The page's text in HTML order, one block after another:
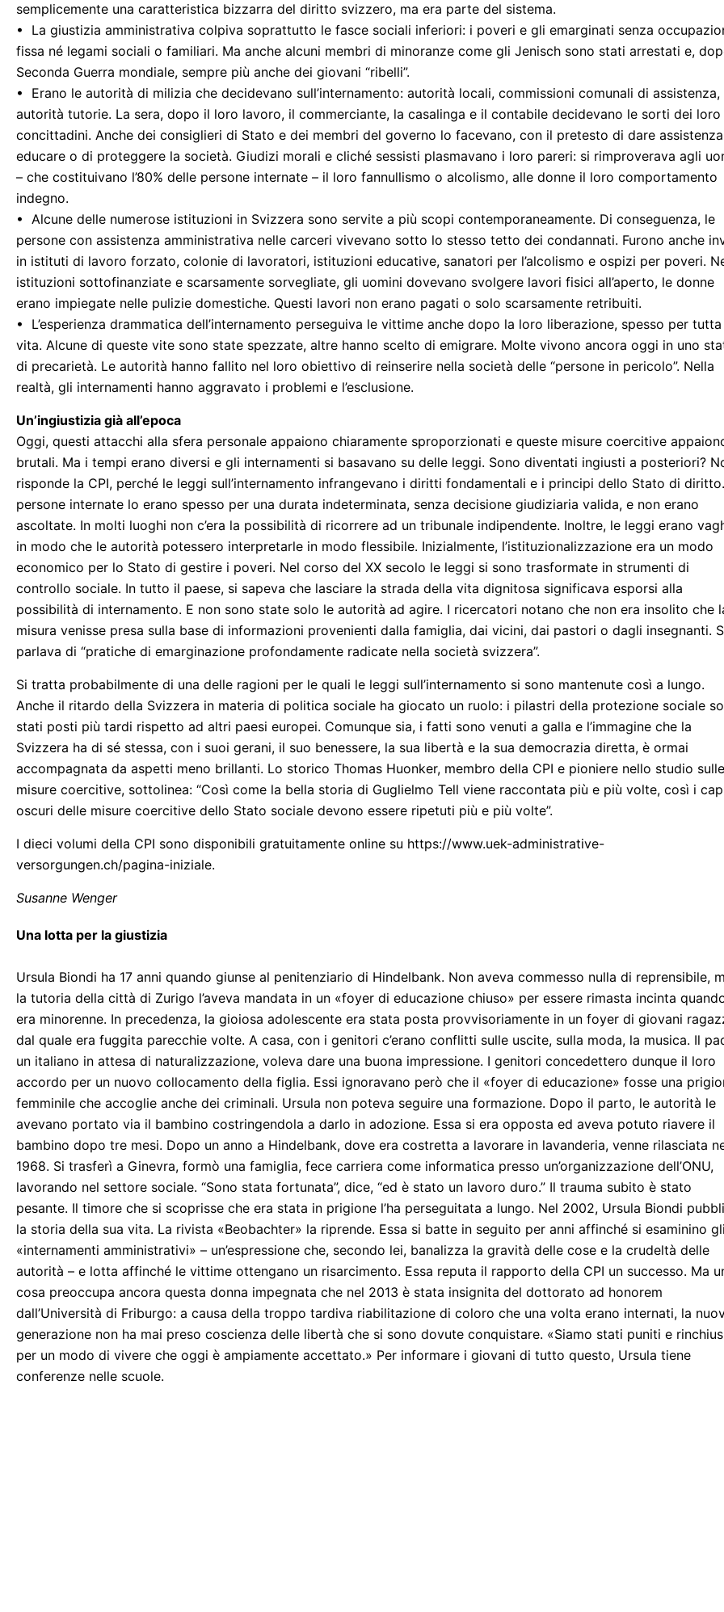
semplicemente una caratteristica bizzarra del diritto svizzero, ma era parte del sistema.
• La giustizia amministrativa colpiva soprattutto le fasce sociali inferiori: i poveri e gli emarginati senza
fissa né legami sociali o familiari. Ma anche alcuni membri di minoranze come gli Jenisch sono stati arrestati e,
Seconda Guerra mondiale, sempre più anche dei giovani “ribelli”.
• Erano le autorità di milizia che decidevano sull’internamento: autorità locali, commissioni comunali di assistenza,
autorità tutorie. La sera, dopo il loro lavoro, il commerciante, la casalinga e il contabile decidevano le sorti dei loro
concittadini. Anche dei consiglieri di Stato e dei membri del governo lo facevano, con il pretesto di dare
educare o di proteggere la società. Giudizi morali e cliché sessisti plasmavano i loro pareri: si rimproverava agli
– che costituivano l’80% delle persone internate – il loro fannullismo o alcolismo, alle donne il loro comportamento
indegno.
• Alcune delle numerose istituzioni in Svizzera sono servite a più scopi contemporaneamente. Di conseguenza, le
persone con assistenza amministrativa nelle carceri vivevano sotto lo stesso tetto dei condannati. Furono anche
in istituti di lavoro forzato, colonie di lavoratori, istituzioni educative, sanatori per l’alcolismo e ospizi per poveri.
istituzioni sottofinanziate e scarsamente sorvegliate, gli uomini dovevano svolgere lavori fisici all’aperto, le donne
erano impiegate nelle pulizie domestiche. Questi lavori non erano pagati o solo scarsamente retribuiti.
• L’esperienza drammatica dell’internamento perseguiva le vittime anche dopo la loro liberazione, spesso per tutta
vita. Alcune di queste vite sono state spezzate, altre hanno scelto di emigrare. Molte vivono ancora oggi in uno
di precarietà. Le autorità hanno fallito nel loro obiettivo di reinserire nella società delle “persone in pericolo”. Nella
realtà, gli internamenti hanno aggravato i problemi e l’esclusione.
Un’ingiustizia già all’epoca
Oggi, questi attacchi alla sfera personale appaiono chiaramente sproporzionati e queste misure coercitive
brutali. Ma i tempi erano diversi e gli internamenti si basavano su delle leggi. Sono diventati ingiusti a posteriori?
risponde la CPI, perché le leggi sull’internamento infrangevano i diritti fondamentali e i principi dello Stato di
persone internate lo erano spesso per una durata indeterminata, senza decisione giudiziaria valida, e non erano
ascoltate. In molti luoghi non c’era la possibilità di ricorrere ad un tribunale indipendente. Inoltre, le leggi erano
in modo che le autorità potessero interpretarle in modo flessibile. Inizialmente, l’istituzionalizzazione era un modo
economico per lo Stato di gestire i poveri. Nel corso del XX secolo le leggi si sono trasformate in strumenti di
controllo sociale. In tutto il paese, si sapeva che lasciare la strada della vita dignitosa significava esporsi alla
possibilità di internamento. E non sono state solo le autorità ad agire. I ricercatori notano che non era insolito che
misura venisse presa sulla base di informazioni provenienti dalla famiglia, dai vicini, dai pastori o dagli insegnanti.
parlava di “pratiche di emarginazione profondamente radicate nella società svizzera”.
Si tratta probabilmente di una delle ragioni per le quali le leggi sull’internamento si sono mantenute così a lungo.
Anche il ritardo della Svizzera in materia di politica sociale ha giocato un ruolo: i pilastri della protezione sociale
stati posti più tardi rispetto ad altri paesi europei. Comunque sia, i fatti sono venuti a galla e l’immagine che la
Svizzera ha di sé stessa, con i suoi gerani, il suo benessere, la sua libertà e la sua democrazia diretta, è ormai
accompagnata da aspetti meno brillanti. Lo storico Thomas Huonker, membro della CPI e pioniere nello studio sulle
misure coercitive, sottolinea: “Così come la bella storia di Guglielmo Tell viene raccontata più e più volte, così i
oscuri delle misure coercitive dello Stato sociale devono essere ripetuti più e più volte”.
I dieci volumi della CPI sono disponibili gratuitamente online su https://www.uek-administrative-
versorgungen.ch/pagina-iniziale.
Susanne Wenger
Una lotta per la giustizia
Ursula Biondi ha 17 anni quando giunse al penitenziario di Hindelbank. Non aveva commesso nulla di reprensibile,
la tutoria della città di Zurigo l’aveva mandata in un «foyer di educazione chiuso» per essere rimasta incinta
era minorenne. In precedenza, la gioiosa adolescente era stata posta provvisoriamente in un foyer di giovani
dal quale era fuggita parecchie volte. A casa, con i genitori c’erano conflitti sulle uscite, sulla moda, la musica. Il
un italiano in attesa di naturalizzazione, voleva dare una buona impressione. I genitori concedettero dunque il loro
accordo per un nuovo collocamento della figlia. Essi ignoravano però che il «foyer di educazione» fosse una
femminile che accoglie anche dei criminali. Ursula non poteva seguire una formazione. Dopo il parto, le autorità le
avevano portato via il bambino costringendola a darlo in adozione. Essa si era opposta ed aveva potuto riavere il
bambino dopo tre mesi. Dopo un anno a Hindelbank, dove era costretta a lavorare in lavanderia, venne rilasciata
1968. Si trasferì a Ginevra, formò una famiglia, fece carriera come informatica presso un’organizzazione dell’ONU,
lavorando nel settore sociale. “Sono stata fortunata”, dice, “ed è stato un lavoro duro.” Il trauma subito è stato
pesante. Il timore che si scoprisse che era stata in prigione l’ha perseguitata a lungo. Nel 2002, Ursula Biondi
la storia della sua vita. La rivista «Beobachter» la riprende. Essa si batte in seguito per anni affinché si esaminino gli
«internamenti amministrativi» – un’espressione che, secondo lei, banalizza la gravità delle cose e la crudeltà delle
autorità – e lotta affinché le vittime ottengano un risarcimento. Essa reputa il rapporto della CPI un successo. Ma
cosa preoccupa ancora questa donna impegnata che nel 2013 è stata insignita del dottorato ad honorem
dall’Università di Friburgo: a causa della troppo tardiva riabilitazione di coloro che una volta erano internati, la
generazione non ha mai preso coscienza delle libertà che si sono dovute conquistare. «Siamo stati puniti e
per un modo di vivere che oggi è ampiamente accettato.» Per informare i giovani di tutto questo, Ursula tiene
conferenze nelle scuole.